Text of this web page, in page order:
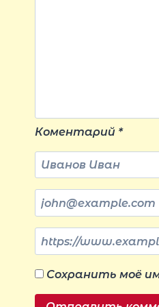
Коментарий *
Сохранить моё